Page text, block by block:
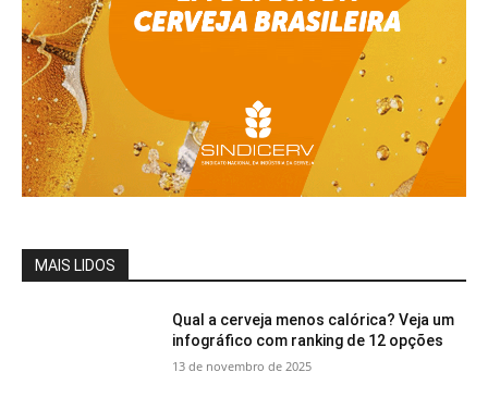
MAIS LIDOS
Qual a cerveja menos calórica? Veja um
infográfico com ranking de 12 opções
13 de novembro de 2025